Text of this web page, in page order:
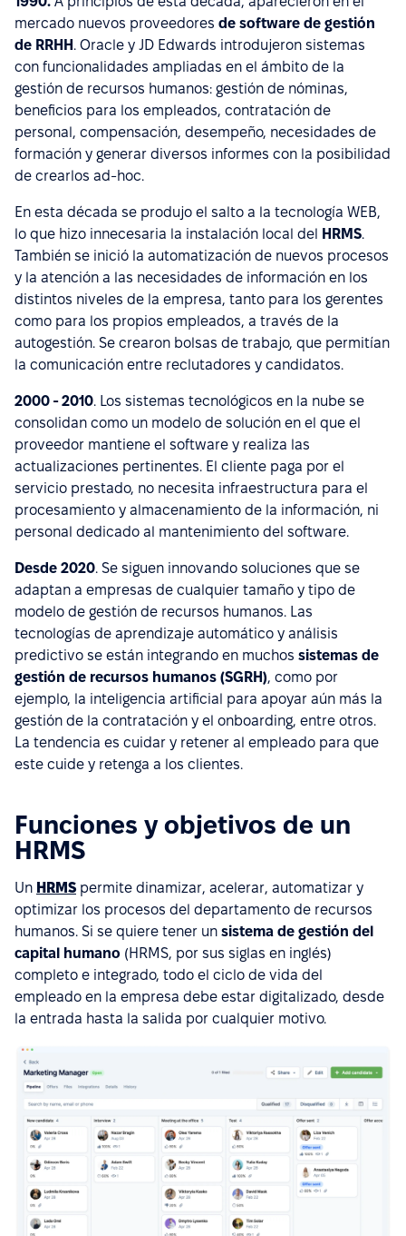
mercado nuevos proveedores de software de gestión
de RRHH . Oracle y JD Edwards introdujeron sistemas
con funcionalidades ampliadas en el ámbito de la
gestión de recursos humanos: gestión de nóminas,
beneficios para los empleados, contratación de
personal, compensación, desempeño, necesidades de
formación y generar diversos informes con la posibilidad
de crearlos ad-hoc.
En esta década se produjo el salto a la tecnología WEB,
lo que hizo innecesaria la instalación local del HRMS.
También se inició la automatización de nuevos procesos
y la atención a las necesidades de información en los
distintos niveles de la empresa, tanto para los gerentes
como para los propios empleados, a través de la
autogestión. Se crearon bolsas de trabajo, que permitían
la comunicación entre reclutadores y candidatos.
2000 - 2010. Los sistemas tecnológicos en la nube se
consolidan como un modelo de solución en el que el
proveedor mantiene el software y realiza las
actualizaciones pertinentes. El cliente paga por el
servicio prestado, no necesita infraestructura para el
procesamiento y almacenamiento de la información, ni
personal dedicado al mantenimiento del software.
Desde 2020. Se siguen innovando soluciones que se
adaptan a empresas de cualquier tamaño y tipo de
modelo de gestión de recursos humanos. Las
tecnologías de aprendizaje automático y análisis
predictivo se están integrando en muchos sistemas de
gestión de recursos humanos (SGRH), como por
ejemplo, la inteligencia artificial para apoyar aún más la
gestión de la contratación y el onboarding, entre otros.
La tendencia es cuidar y retener al empleado para que
este cuide y retenga a los clientes.
Funciones y objetivos de un
HRMS
Un HRMS permite dinamizar, acelerar, automatizar y
optimizar los procesos del departamento de recursos
humanos. Si se quiere tener un sistema de gestión del
capital humano (HRMS, por sus siglas en inglés)
completo e integrado, todo el ciclo de vida del
empleado en la empresa debe estar digitalizado, desde
la entrada hasta la salida por cualquier motivo.